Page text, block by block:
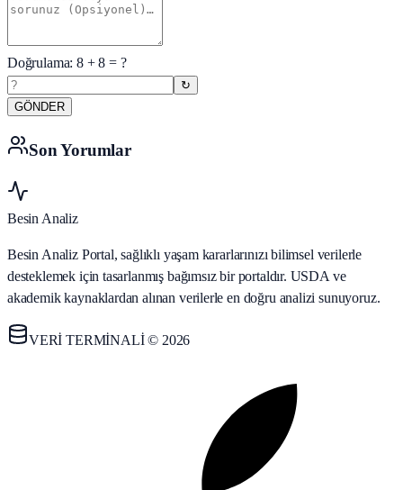
Doğrulama:8+8 = ?
↻
GÖNDER
Son Yorumlar
Besin Analiz
Besin Analiz Portal, sağlıklı yaşam kararlarınızı bilimsel verilerle
desteklemek için tasarlanmış bağımsız bir portaldır. USDA ve
akademik kaynaklardan alınan verilerle en doğru analizi sunuyoruz.
VERİ TERMİNALİ © 2026